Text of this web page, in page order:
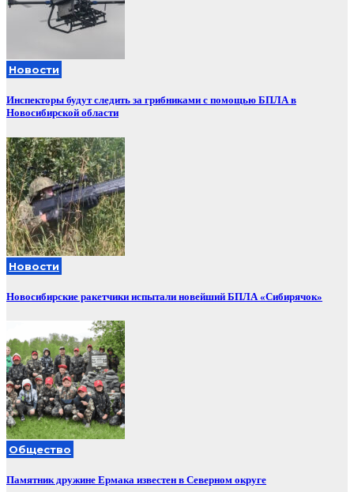
Новости
Инспекторы будут следить за грибниками с помощью БПЛА в
Новосибирской области
Новости
Новосибирские ракетчики испытали новейший БПЛА «Сибирячок»
Общество
Памятник дружине Ермака известен в Северном округе